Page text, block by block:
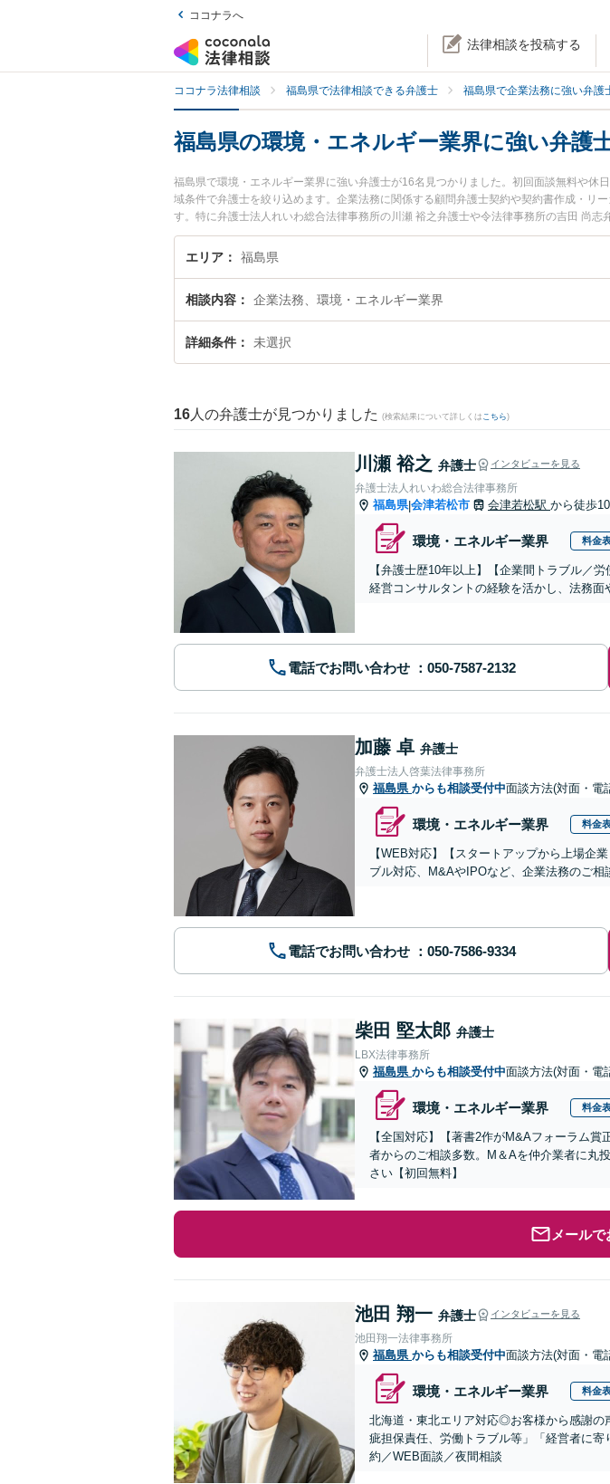
ココナラへ
法律相談を投稿する
ココナラ法律相談 福島県で法律相談できる弁護士 福島県で企業法務に強い弁護
福島県の環境・エネルギー業界に強い弁護
福島県で環境・エネルギー業界に強い弁護士が16名見つかりました。初回面談無料や
域条件で弁護士を絞り込めます。企業法務に関係する顧問弁護士契約や契約書作成・リ
す。特に弁護士法人れいわ総合法律事務所の川瀬 裕之弁護士や令法律事務所の吉田 尚
護士費用、強みなどが注目されています。『福島県で土日や夜間に発生した環境・エネ
解決の実績豊富な近くの弁護士を検索したい』『初回相談無料で環境・エネルギー業界
エリア 福島県
相談内容 企業法務、環境・エネルギー業界
詳細条件 未選択
16 人の弁護士が見つかりました (検索結果について詳しくは こちら)
川瀬 裕之 弁護士 インタビューを見る
弁護士法人れいわ総合法律事務所
福島県|会津若松市 会津若松駅 から徒歩
環境・エネルギー業界 料金
【弁護士歴10年以上】【企業間トラブル／
経営コンサルタントの経験を活かし、法務面
電話でお問い合わせ
加藤 卓 弁護士
弁護士法人啓葉法律事務所
福島県 からも相談受付中面談方法(対面・電
環境・エネルギー業界 料金
【WEB対応】【スタートアップから上場企
ブル対応、M&AやIPOなど、企業法務のご相
電話でお問い合わせ
柴田 堅太郎 弁護士
LBX法律事務所
福島県 からも相談受付中面談方法(対面・電
環境・エネルギー業界 料金
【全国対応】【著書2作がM&Aフォーラム
者からのご相談多数。M＆Aを仲介業者に丸
さい【初回無料】
メール
池田 翔一 弁護士 インタビューを見る
池田翔一法律事務所
福島県 からも相談受付中面談方法(対面・電
環境・エネルギー業界 料金
北海道・東北エリア対応◎お客様から感謝の
疵担保責任、労働トラブル等」「経営者に
約／WEB面談／夜間相談